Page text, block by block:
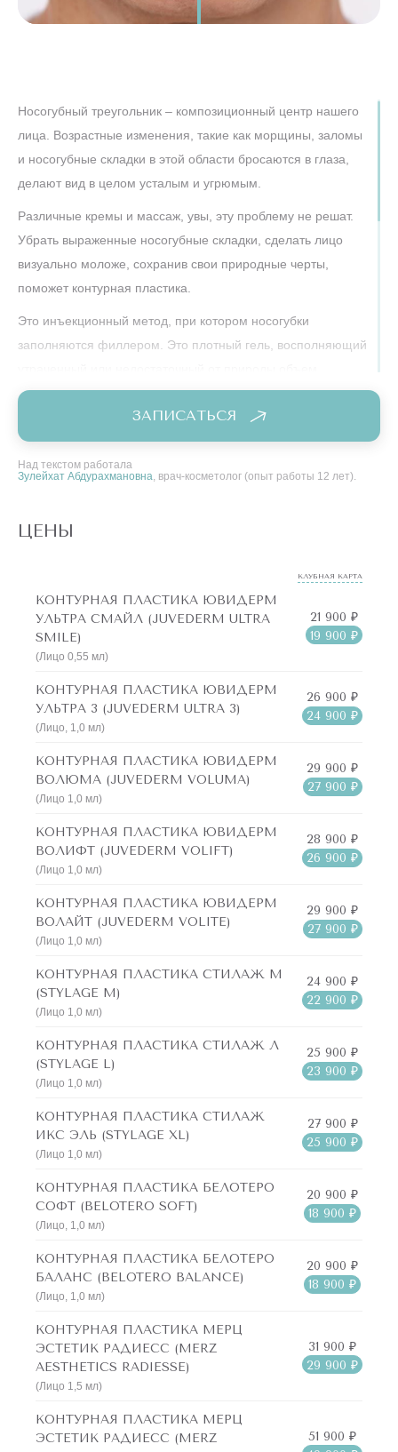
Носогубный треугольник – композиционный центр нашего
лица. Возрастные изменения, такие как морщины, заломы
и носогубные складки в этой области бросаются в глаза,
делают вид в целом усталым и угрюмым.
Различные кремы и массаж, увы, эту проблему не решат.
Убрать выраженные носогубные складки, сделать лицо
визуально моложе, сохранив свои природные черты,
поможет контурная пластика.
Это инъекционный метод, при котором носогубки
заполняются филлером. Это плотный гель, восполняющий
разглаживающий складки, заломы, морщинки и придающий
недостатков. Препарат имеет в составе гиалуроновую
восстанавливает и поддерживает гидробаланс, кожа
Каждый наш пациент остался доволен полученным
результатом. И вы сами можете оценить эффект – в нашей
галерее До и После!
ЗАПИСАТЬСЯ
Над текстом работала
Зулейхат Абдурахмановна, врач-косметолог (опыт работы 12 лет).
ЦЕНЫ
КЛУБНАЯ КАРТА
КОНТУРНАЯ ПЛАСТИКА ЮВИДЕРМ
УЛЬТРА СМАЙЛ (JUVEDERM ULTRA
SMILE)
(Лицо 0,55 мл)
21 900 ₽
19 900 ₽
КОНТУРНАЯ ПЛАСТИКА ЮВИДЕРМ
УЛЬТРА 3 (JUVEDERM ULTRA 3)
(Лицо, 1,0 мл)
26 900 ₽
24 900 ₽
КОНТУРНАЯ ПЛАСТИКА ЮВИДЕРМ
ВОЛЮМА (JUVEDERM VOLUMA)
(Лицо 1,0 мл)
29 900 ₽
27 900 ₽
КОНТУРНАЯ ПЛАСТИКА ЮВИДЕРМ
ВОЛИФТ (JUVEDERM VOLIFT)
(Лицо 1,0 мл)
28 900 ₽
26 900 ₽
КОНТУРНАЯ ПЛАСТИКА ЮВИДЕРМ
ВОЛАЙТ (JUVEDERM VOLITE)
(Лицо 1,0 мл)
29 900 ₽
27 900 ₽
КОНТУРНАЯ ПЛАСТИКА СТИЛАЖ М
(STYLAGE М)
(Лицо 1,0 мл)
24 900 ₽
22 900 ₽
КОНТУРНАЯ ПЛАСТИКА СТИЛАЖ Л
(STYLAGE L)
(Лицо 1,0 мл)
25 900 ₽
23 900 ₽
КОНТУРНАЯ ПЛАСТИКА СТИЛАЖ
ИКС ЭЛЬ (STYLAGE XL)
(Лицо 1,0 мл)
27 900 ₽
25 900 ₽
КОНТУРНАЯ ПЛАСТИКА БЕЛОТЕРО
СОФТ (BELOTERO SOFT)
(Лицо, 1,0 мл)
20 900 ₽
18 900 ₽
КОНТУРНАЯ ПЛАСТИКА БЕЛОТЕРО
БАЛАНС (BELOTERO BALANCE)
(Лицо, 1,0 мл)
20 900 ₽
18 900 ₽
КОНТУРНАЯ ПЛАСТИКА МЕРЦ
ЭСТЕТИК РАДИЕСС (MERZ
AESTHETICS RADIESSE)
(Лицо 1,5 мл)
31 900 ₽
29 900 ₽
КОНТУРНАЯ ПЛАСТИКА МЕРЦ
ЭСТЕТИК РАДИЕСС (MERZ
51 900 ₽